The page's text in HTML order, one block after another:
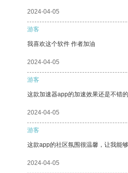
2024-04-05
游客
我喜欢这个软件 作者加油
2024-04-05
游客
这款加速器app的加速效果还是不错
2024-04-05
游客
这款app的社区氛围很温馨，让我能
2024-04-05